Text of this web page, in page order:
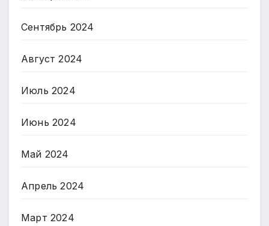
Сентябрь 2024
Август 2024
Июль 2024
Июнь 2024
Май 2024
Апрель 2024
Март 2024